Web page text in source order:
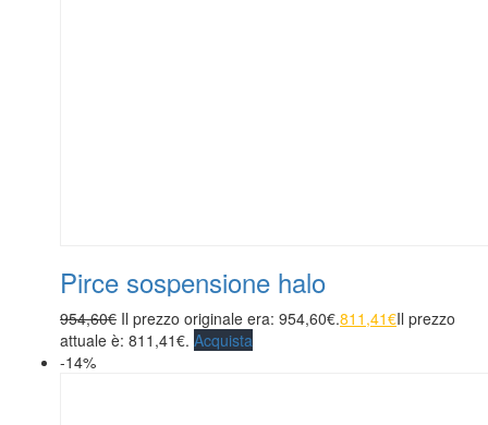
Pirce sospensione halo
954,60€ Il prezzo originale era: 954,60€.811,41€Il prezzo
attuale è: 811,41€. Acquista
-14%